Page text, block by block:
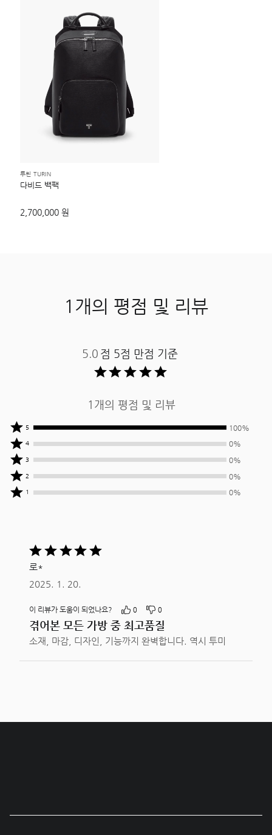
투린 TURIN
다비드 백팩
2,700,000 원
1개의 평점 및 리뷰
5.0 점 5점 만점 기준 ​
1개의 평점 및 리뷰
상품평
작성자
중
100%
명이
별
5 100%
상품평
작성자
중
0%
명이
4 0%
상품평
작성자
중
0%
3 0%
상품평
작성자
중
2개를
2 0%
상품평
1개를
1 0%
5
중
5평가됨
로*
2025. 1. 20.
이 리뷰가 도움이 되었나요? 0 0
겪어본 모든 가방 중 최고품질
소재, 마감, 디자인, 기능까지 완벽합니다. 역시 투미